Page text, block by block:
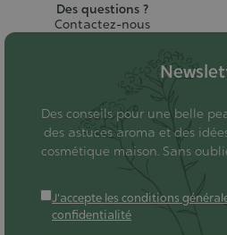
Des questions ?
Contactez-nous
Des conseils pour une belle
des astuces aroma et des
cosmétique maison. Sans
J'accepte les conditions
confidentialité